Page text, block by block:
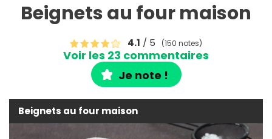
Beignets au four maison
4.1 / 5 (150 notes)
Voir les 23 commentaires
Je note !
Beignets au four maison